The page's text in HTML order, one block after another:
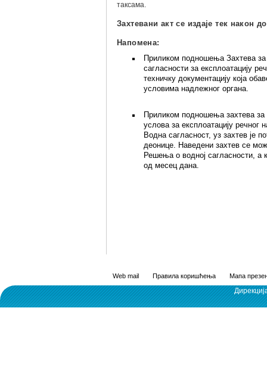
таксама.
Захтевани акт се издаје тек након
Напомена:
Приликом подношења Захтева
сагласности за експлоатацију
техничку документацију која
условима надлежног органа.
Приликом подношења захтева
услова за експлоатацију речног
Водна сагласност, уз захтев је
деонице. Наведени захтев се
Решења о водној сагласности, а
од месец дана.
Web mail Правила коришћења Мапа